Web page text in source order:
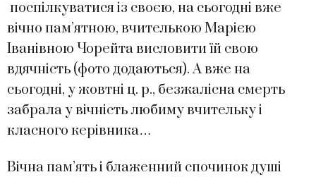
поспілкуватися із своєю, на сьогодні вже
вічно пам’ятною, вчителькою Марією
Іванівною Чорейта висловити їй свою
вдячність (фото додаються). А вже на
сьогодні, у жовтні ц. р., безжалісна смерть
забрала у вічність любиму вчительку і
класного керівника…
Вічна пам’ять і блаженний спочинок душі